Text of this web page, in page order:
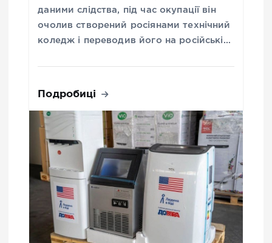
даними слідства, під час окупації він
очолив створений росіянами технічний
коледж і переводив його на російські…
Подробиці